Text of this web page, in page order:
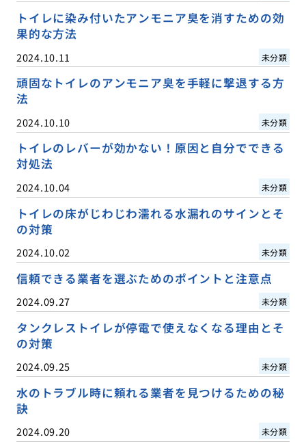
トイレに染み付いたアンモニア臭を消すための効
果的な方法
2024.10.11 未分類
頑固なトイレのアンモニア臭を手軽に撃退する方
法
2024.10.10 未分類
トイレのレバーが効かない！原因と自分でできる
対処法
2024.10.04 未分類
トイレの床がじわじわ濡れる水漏れのサインとそ
の対策
2024.10.02 未分類
信頼できる業者を選ぶためのポイントと注意点
2024.09.27 未分類
タンクレストイレが停電で使えなくなる理由とそ
の対策
2024.09.25 未分類
水のトラブル時に頼れる業者を見つけるための秘
訣
2024.09.20 未分類